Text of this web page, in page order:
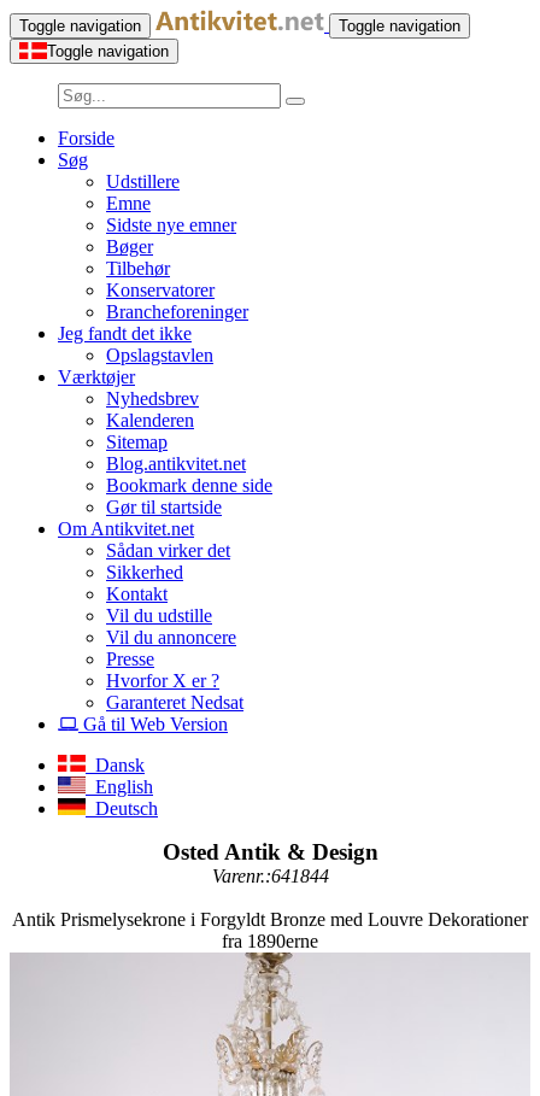
Toggle navigation
Toggle navigation
Toggle navigation
Forside
Søg
Udstillere
Emne
Sidste nye emner
Bøger
Tilbehør
Konservatorer
Brancheforeninger
Jeg fandt det ikke
Opslagstavlen
Værktøjer
Nyhedsbrev
Kalenderen
Sitemap
Blog.antikvitet.net
Bookmark denne side
Gør til startside
Om Antikvitet.net
Sådan virker det
Sikkerhed
Kontakt
Vil du udstille
Vil du annoncere
Presse
Hvorfor X er ?
Garanteret Nedsat
Gå til Web Version
Dansk
English
Deutsch
Osted Antik & Design
Varenr.:641844
Antik Prismelysekrone i Forgyldt Bronze med Louvre Dekorationer
fra 1890erne